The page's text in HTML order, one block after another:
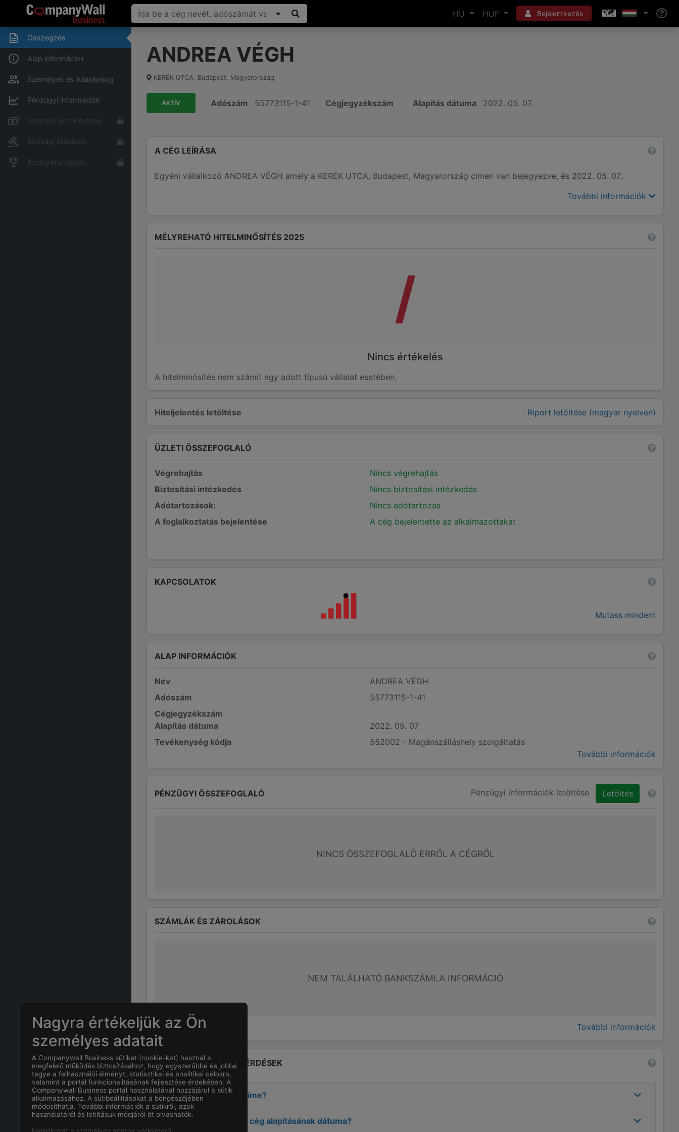
HU HUF Bejelentkezés
Összegzés
Alap információk
Személyek és tulajdonjog
Pénzügyi információk
Számlák és zárolások
Bírósági eljárások
Konkurens cégek
ANDREA VÉGH
KERÉK UTCA, Budapest, Magyarország
AKTÍV Adószám 55773115-1-41 Cégjegyzékszám Alapítás dátuma 2022. 05. 07.
A CÉG LEÍRÁSA
Egyéni vállalkozó ANDREA VÉGH amely a KERÉK UTCA, Budapest, Magyarország címen van bejegyezve, és 2022. 05. 07..
További információk
Hiteljelentés letöltése Riport letöltése (magyar nyelven)
MÉLYREHATÓ HITELMINŐSÍTÉS 2025
/
Nincs értékelés
A hitelminősítés nem számít egy adott típusú vállalat esetében.
ÜZLETI ÖSSZEFOGLALÓ
Végrehajtás
Nincs végrehajtás
Biztosítási intézkedés
Nincs biztosítási intézkedés
Adótartozások:
Nincs adótartozás
A foglalkoztatás bejelentése
A cég bejelentette az alkalmazottakat
KAPCSOLATOK
Mutass mindent
ALAP INFORMÁCIÓK
Név
ANDREA VÉGH
Adószám
55773115-1-41
Cégjegyzékszám
Alapítás dátuma
2022. 05. 07.
Tevékenység kódja
552002 - Magánszálláshely szolgáltatás
További információk
PÉNZÜGYI ÖSSZEFOGLALÓ Pénzügyi információk letöltése Letöltés
NINCS ÖSSZEFOGLALÓ ERRŐL A CÉGRŐL
SZÁMLÁK ÉS ZÁROLÁSOK
NEM TALÁLHATÓ BANKSZÁMLA INFORMÁCIÓ
További információk
GYAKRAN ISMÉTELT KÉRDÉSEK
MiANDREA VÉGH címe?
cég alapításának dátuma?
Nagyra értékeljük az Ön
személyes adatait
A Companywall Business sütiket (cookie-kat) használ a
megfelelő működés biztosításához, hogy egyszerűbbé és jobbá
tegye a felhasználói élményt, statisztikai és analitikai célokra,
valamint a portál funkcionalitásának fejlesztése érdekében. A
Companywall Business portál használatával hozzájárul a sütik
alkalmazásához. A sütibeállításokat a böngészőjében
módosíthatja. További információk a sütikről, azok
használatáról és letiltásuk módjáról itt olvashatók.